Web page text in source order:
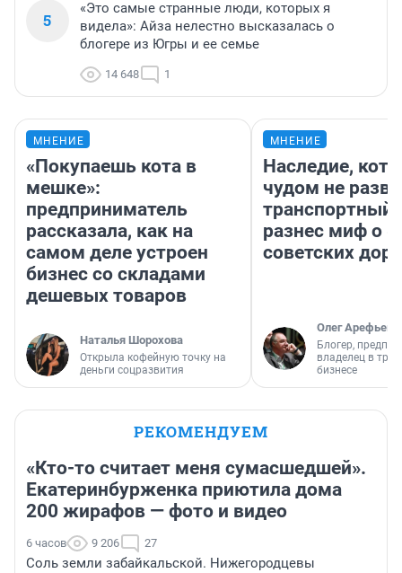
5
«Это самые странные люди, которых я
видела»: Айза нелестно высказалась о
блогере из Югры и ее семье
14 648 1
МНЕНИЕ
«Покупаешь кота в
мешке»:
предприниматель
рассказала, как на
самом деле устроен
бизнес со складами
дешевых товаров
Наталья Шорохова
Открыла кофейную точку на
деньги соцразвития
МНЕНИЕ
Наследие,
чудом не
транспортный
разнес миф о
советских
Олег Арефьев
Блогер,
владелец в
бизнесе
РЕКОМЕНДУЕМ
«Кто-то считает меня сумасшедшей».
Екатеринбурженка приютила дома
200 жирафов — фото и видео
6 часов 9 206 27
Соль земли забайкальской. Нижегородцевы